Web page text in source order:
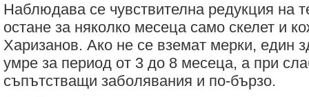
Наблюдава се чувствителна редукция на
остане за няколко месеца само скелет и
Харизанов. Ако не се вземат мерки, един
умре за период от 3 до 8 месеца, а при
съпътстващи заболявания и по-бързо.